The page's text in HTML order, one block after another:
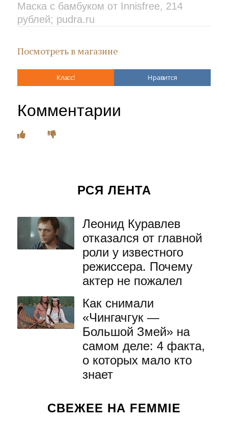
Маска с бамбуком от Innisfree, 214
рублей; pudra.ru
Посмотреть в магазине
Класс! Нравится
Комментарии
РСЯ ЛЕНТА
Леонид Куравлев
отказался от главной
роли у известного
режиссера. Почему
актер не пожалел
Как снимали
«Чингачгук —
Большой Змей» на
самом деле: 4 факта,
о которых мало кто
знает
СВЕЖЕЕ НА FEMMIE